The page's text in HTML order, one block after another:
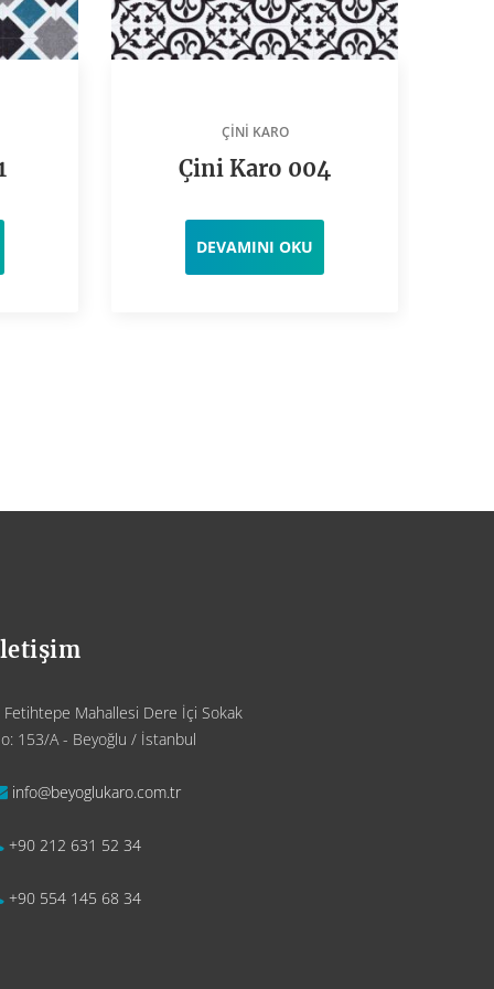
ÇINI KARO
Çini Karo 004
DEVAMINI OKU
Fetihtepe Mahallesi Dere İçi Sokak
153/A - Beyoğlu / İstanbul
info@beyoglukaro.com.tr
+90 212 631 52 34
+90 554 145 68 34